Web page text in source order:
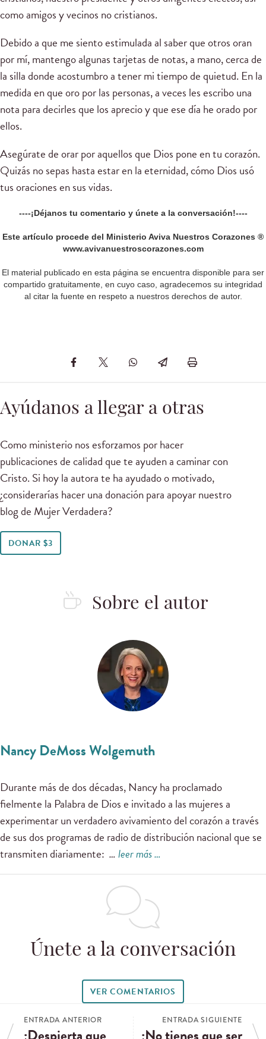
como amigos y vecinos no cristianos.
Debido a que me siento estimulada al saber que otros oran
por mí, mantengo algunas tarjetas de notas, a mano, cerca de
la silla donde acostumbro a tener mi tiempo de quietud. En la
medida en que oro por las personas, a veces les escribo una
nota para decirles que los aprecio y que ese día he orado por
ellos.
Asegúrate de orar por aquellos que Dios pone en tu corazón.
Quizás no sepas hasta estar en la eternidad, cómo Dios usó
tus oraciones en sus vidas.
----¡Déjanos tu comentario y únete a la conversación!----
Este artículo procede del Ministerio Aviva Nuestros Corazones ®
www.avivanuestroscorazones.com
El material publicado en esta página se encuentra disponible para ser
compartido gratuitamente, en cuyo caso, agradecemos su integridad
al citar la fuente en respeto a nuestros derechos de autor.
Ayúdanos a llegar a otras
Como ministerio nos esforzamos por hacer
publicaciones de calidad que te ayuden a caminar con
Cristo. Si hoy la autora te ha ayudado o motivado,
¿considerarías hacer una donación para apoyar nuestro
blog de Mujer Verdadera?
DONAR $3
Sobre el autor
Nancy DeMoss Wolgemuth
Durante más de dos décadas, Nancy ha proclamado
fielmente la Palabra de Dios e invitado a las mujeres a
experimentar un verdadero avivamiento del corazón a través
de sus dos programas de radio de distribución nacional que se
transmiten diariamente: …leer más …
Únete a la conversación
VER COMENTARIOS
ENTRADA ANTERIOR ENTRADA SIGUIENTE